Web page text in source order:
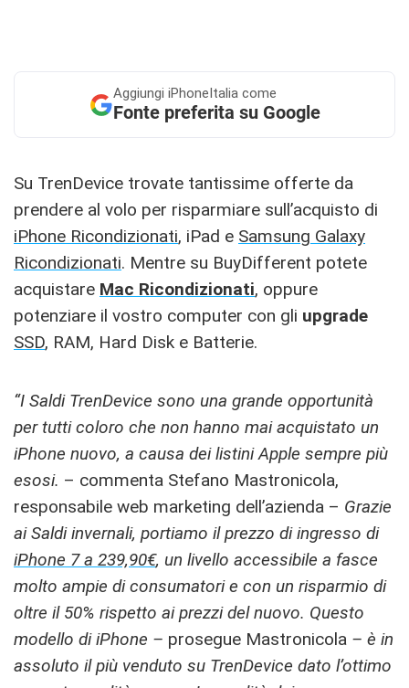
Aggiungi iPhoneItalia come
Fonte preferita su Google
Su TrenDevice trovate tantissime offerte da
prendere al volo per risparmiare sull’acquisto di
iPhone Ricondizionati, iPad e Samsung Galaxy
Ricondizionati. Mentre su BuyDifferent potete
acquistare Mac Ricondizionati, oppure
potenziare il vostro computer con gli upgrade
SSD, RAM, Hard Disk e Batterie.
“I Saldi TrenDevice sono una grande opportunità
per tutti coloro che non hanno mai acquistato un
iPhone nuovo, a causa dei listini Apple sempre più
esosi. – commenta Stefano Mastronicola,
responsabile web marketing dell’azienda – Grazie
ai Saldi invernali, portiamo il prezzo di ingresso di
iPhone 7 a 239,90€, un livello accessibile a fasce
molto ampie di consumatori e con un risparmio di
oltre il 50% rispetto ai prezzi del nuovo. Questo
modello di iPhone – prosegue Mastronicola – è in
assoluto il più venduto su TrenDevice dato l’ottimo